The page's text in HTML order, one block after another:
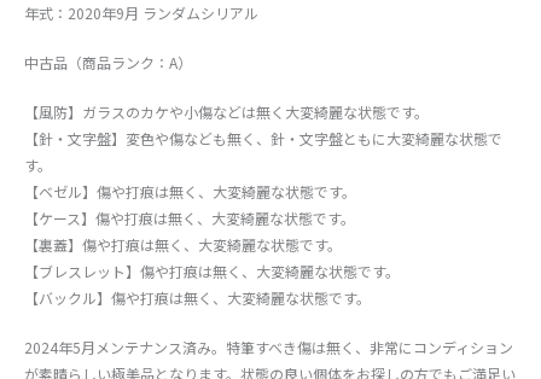
年式：2020年9月 ランダムシリアル
中古品（商品ランク：A）
【風防】ガラスのカケや小傷などは無く大変綺麗な状態です。
【針・文字盤】変色や傷なども無く、針・文字盤ともに大変綺麗な状態で
す。
【ベゼル】傷や打痕は無く、大変綺麗な状態です。
【ケース】傷や打痕は無く、大変綺麗な状態です。
【裏蓋】傷や打痕は無く、大変綺麗な状態です。
【ブレスレット】傷や打痕は無く、大変綺麗な状態です。
【バックル】傷や打痕は無く、大変綺麗な状態です。
2024年5月メンテナンス済み。特筆すべき傷は無く、非常にコンディション
が素晴らしい極美品となります。状態の良い個体をお探しの方でもご満足い